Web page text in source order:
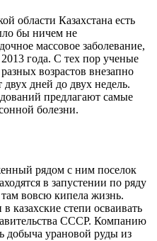
области Казахстана есть
бы ничем не
массовое заболевание,
года. С тех пор ученые
возрастов внезапно
дней до двух недель.
предлагают самые
болезни.
рядом с ним поселок
в запустении по ряду
вовсю кипела жизнь.
казахские степи осваивать
СССР. Компанию
добыча урановой руды из